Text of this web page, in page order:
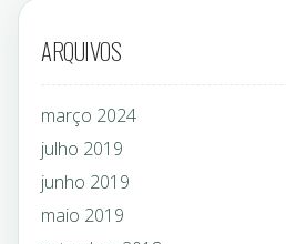
ARQUIVOS
março 2024
julho 2019
junho 2019
maio 2019